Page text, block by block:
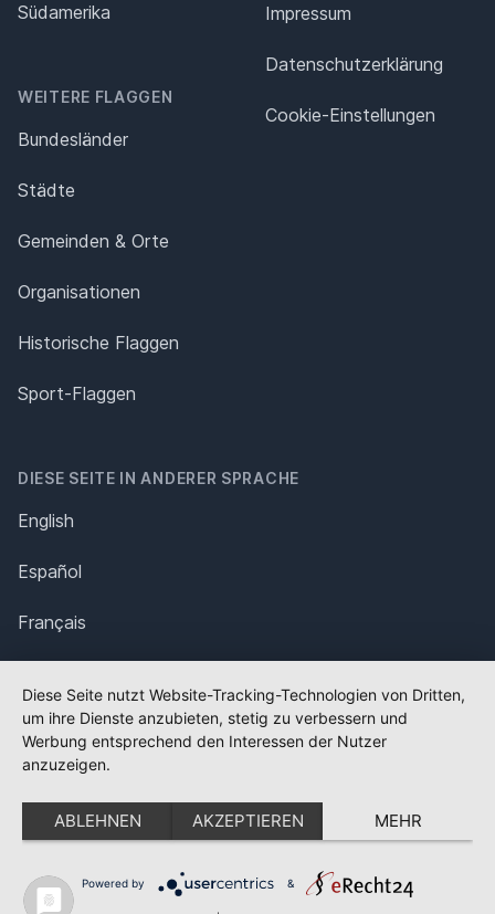
Südamerika
WEITERE FLAGGEN
Bundesländer
Städte
Gemeinden & Orte
Organisationen
Historische Flaggen
Sport-Flaggen
Impressum
Datenschutz­erklärung
Cookie-Einstellungen
DIESE SEITE IN ANDERER SPRACHE
English
Español
Français
Polska
Português
Nederlands
Svenska
Diese Seite nutzt Website-Tracking-Technologien von Dritten,
um ihre Dienste anzubieten, stetig zu verbessern und
Werbung entsprechend den Interessen der Nutzer
anzuzeigen.
ABLEHNEN AKZEPTIEREN MEHR
Powered by &